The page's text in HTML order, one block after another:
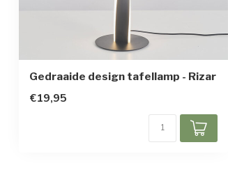
Beschermingsklasse
Bewegingssensor
Gedraaide design tafellamp - Rizar
€19,95